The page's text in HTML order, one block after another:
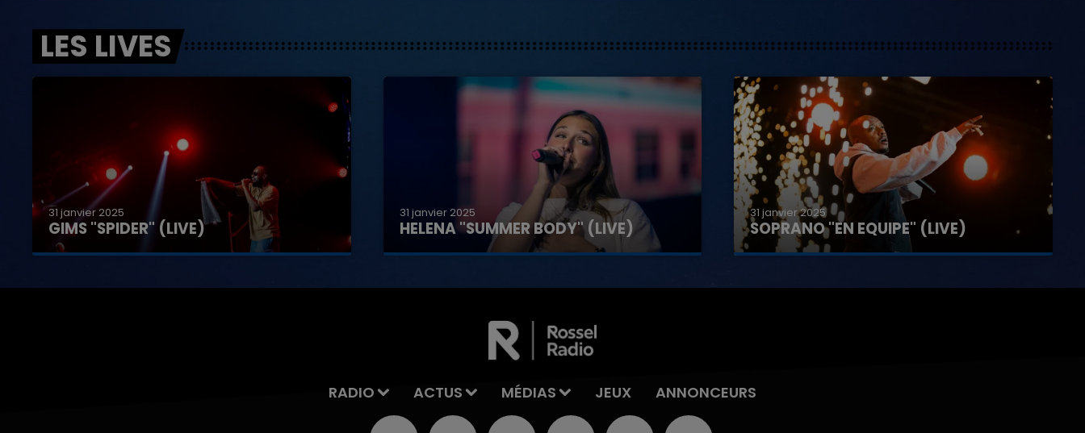
LES LIVES
31 janvier 2025
GIMS "SPIDER" (LIVE)
31 janvier 2025
HELENA "SUMMER BODY" (LIVE)
31 janvier 2025
SOPRANO "EN EQUIPE" (LIVE)
RADIO ACTUS MÉDIAS JEUX ANNONCEURS